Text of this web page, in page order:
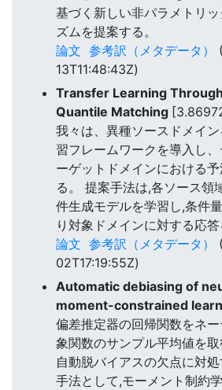
基づく新しい非パラメトリ
ズムを提案する。
論文 参考訳（メタデータ）
13T11:48:43Z)
Transfer Learning
Quantile Matching
我々は、異種ソースドメイ
習フレームワークを導入し
ーゲットドメインにおける
る。 提案手法は,各ソース領
件生成モデルを学習し,条件
り対象ドメインに対する応答
論文 参考訳（メタデータ）
02T17:19:55Z)
Automatic debiasing of
moment-constrained
偏差推定器の回帰関数をネ
象関数のサンプル平均値を
自動脱バイアスの欠点に対
手法として,モーメント制約